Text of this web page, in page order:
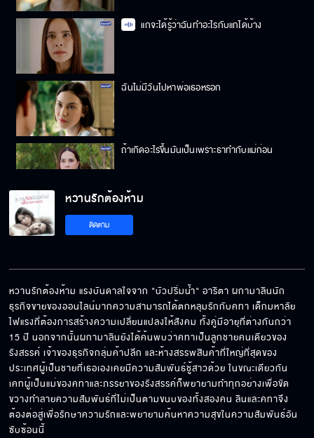
แกจะได้รู้ว่าฉันทำอะไรกับแกได้บ้าง
ฉันไม่มีวันไปหาพ่อเธอหรอก
ถ้าเกิดอะไรขึ้นมันเป็นเพราะธาทำกับแม่ก่อน
ไปเอาชีวิตตัวเองให้รอดก่อนมั้ย
ถ้าจะอยู่กับมันก็ไม่ต้องกลับมาอีก
พี่จะต้องแฉมัน อีนี่มันลวงโลก
หวานรักต้องห้าม
ติดตาม
หวานรักต้องห้าม แรงบันดาลใจจาก "บัวปริ่มน้ำ" อาริตา ผกามาลินนัก
ธุรกิจขายของออนไลน์มากความสามารถได้ตกหลุมรักกับคทา เด็กมหาลัย
ไฟแรงที่ต้องการสร้างความเปลี่ยนแปลงให้สังคม ทั้งคู่มีอายุที่ต่างกันกว่า
15 ปี นอกจากนั้นผกามาลินยังได้ค้นพบว่าคทาเป็นลูกชายคนเดียวของ
รังสรรค์ เจ้าของธุรกิจกลุ่มค้าปลีก และห้างสรรพสินค้าที่ใหญ่ที่สุดของ
ประเทศผู้เป็นชายที่เธอเองเคยมีความสัมพันธ์ชู้สาวด้วย ในขณะเดียวกัน
เคทผู้เป็นแม่ของคทาและภรรยาของรังสรรค์ก็พยายามทำทุกอย่างเพื่อขัด
ขวางทำลายความสัมพันธ์ที่ไม่เป็นตามขนบของทั้งสองคน ลินและคทาจึง
ต้องต่อสู่เพื่อรักษาความรักและพยายามค้นหาความสุขในความสัมพันธ์อัน
ซับซ้อนนี้